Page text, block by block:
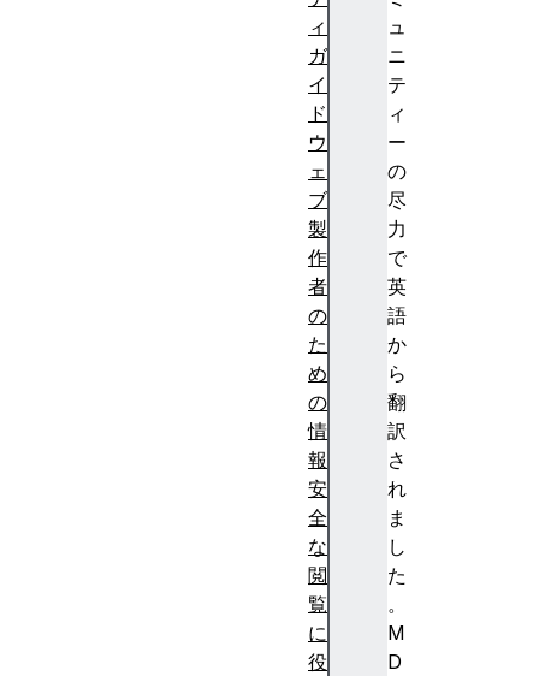
ュ
ニ
テ
ィ
ー
の
尽
力
で
英
語
か
ら
翻
訳
さ
れ
ま
し
た
。
M
D
ィ
ガ
イ
ド
ウ
ェ
ブ
製
作
者
の
た
め
の
情
報
安
全
な
閲
覧
に
役